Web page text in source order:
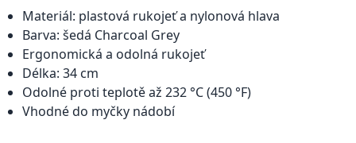
Materiál: plastová rukojeť a nylonová hlava
Barva: šedá Charcoal Grey
Ergonomická a odolná rukojeť
Délka: 34 cm
Odolné proti teplotě až 232 °C (450 °F)
Vhodné do myčky nádobí